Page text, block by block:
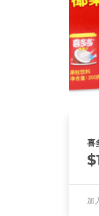
喜
$
加